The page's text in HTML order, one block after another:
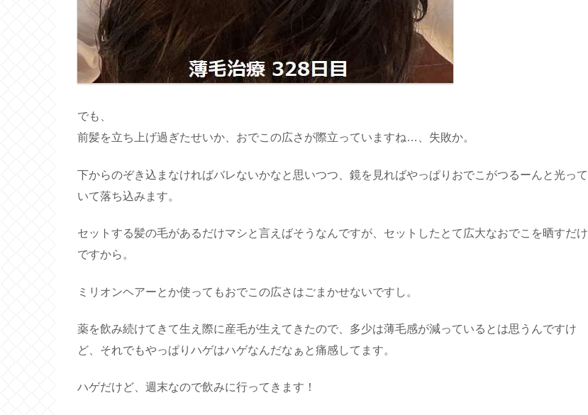
でも、
前髪を立ち上げ過ぎたせいか、おでこの広さが際立っていますね…、失敗か。
下からのぞき込まなければバレないかなと思いつつ、鏡を見ればやっぱりおでこがつるーんと光って
いて落ち込みます。
セットする髪の毛があるだけマシと言えばそうなんですが、セットしたとて広大なおでこを晒すだけ
ですから。
ミリオンヘアーとか使ってもおでこの広さはごまかせないですし。
薬を飲み続けてきて生え際に産毛が生えてきたので、多少は薄毛感が減っているとは思うんですけ
ど、それでもやっぱりハゲはハゲなんだなぁと痛感してます。
ハゲだけど、週末なので飲みに行ってきます！